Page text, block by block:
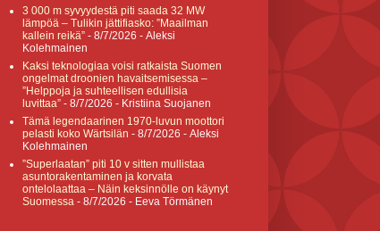
3 000 m syvyydestä piti saada 32 MW
lämpöä – Tulikin jättifiasko: ”Maailman
kallein reikä” - 8/7/2026 - Aleksi
Kolehmainen
Kaksi teknologiaa voisi ratkaista Suomen
ongelmat droonien havaitsemisessa –
”Helppoja ja suhteellisen edullisia
luvittaa” - 8/7/2026 - Kristiina Suojanen
Tämä legendaarinen 1970-luvun moottori
pelasti koko Wärtsilän - 8/7/2026 - Aleksi
Kolehmainen
”Superlaatan” piti 10 v sitten mullistaa
asuntorakentaminen ja korvata
ontelolaattaa – Näin keksinnölle on käynyt
Suomessa - 8/7/2026 - Eeva Törmänen